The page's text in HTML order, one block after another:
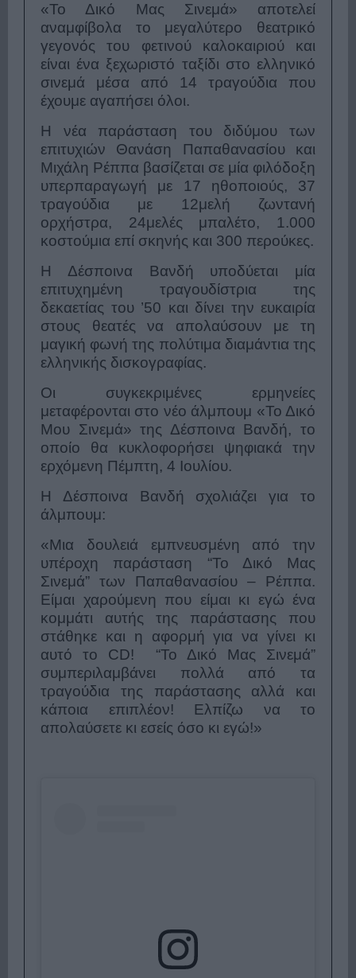
«Το Δικό Μας Σινεμά» αποτελεί
αναμφίβολα το μεγαλύτερο θεατρικό
γεγονός του φετινού καλοκαιριού και
είναι ένα ξεχωριστό ταξίδι στο ελληνικό
σινεμά μέσα από 14 τραγούδια που
έχουμε αγαπήσει όλοι.
Η νέα παράσταση του διδύμου των
επιτυχιών Θανάση Παπαθανασίου και
Μιχάλη Ρέππα βασίζεται σε μία φιλόδοξη
υπερπαραγωγή με 17 ηθοποιούς, 37
τραγούδια με 12μελή ζωντανή
ορχήστρα, 24μελές μπαλέτο, 1.000
κοστούμια επί σκηνής και 300 περούκες.
Η Δέσποινα Βανδή υποδύεται μία
επιτυχημένη τραγουδίστρια της
δεκαετίας του ’50 και δίνει την ευκαιρία
στους θεατές να απολαύσουν με τη
μαγική φωνή της πολύτιμα διαμάντια της
ελληνικής δισκογραφίας.
Οι συγκεκριμένες ερμηνείες
μεταφέρονται στο νέο άλμπουμ «Το Δικό
Μου Σινεμά» της Δέσποινα Βανδή, το
οποίο θα κυκλοφορήσει ψηφιακά την
ερχόμενη Πέμπτη, 4 Ιουλίου.
Η Δέσποινα Βανδή σχολιάζει για το
άλμπουμ:
«Μια δουλειά εμπνευσμένη από την
υπέροχη παράσταση “Το Δικό Μας
Σινεμά” των Παπαθανασίου – Ρέππα.
Είμαι χαρούμενη που είμαι κι εγώ ένα
κομμάτι αυτής της παράστασης που
στάθηκε και η αφορμή για να γίνει κι
αυτό το CD! “Το Δικό Μας Σινεμά”
συμπεριλαμβάνει πολλά από τα
τραγούδια της παράστασης αλλά και
κάποια επιπλέον! Ελπίζω να το
απολαύσετε κι εσείς όσο κι εγώ!»